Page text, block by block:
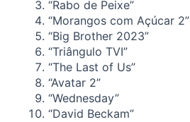
“Rabo de Peixe”
“Morangos com Açúcar 2”
“Big Brother 2023”
“Triângulo TVI”
“The Last of Us”
“Avatar 2”
“Wednesday”
“David Beckam”